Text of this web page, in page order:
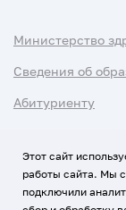
Министерство
Сведения об
Абитуриенту
Этот сайт
работы сайта. Мы
подключили